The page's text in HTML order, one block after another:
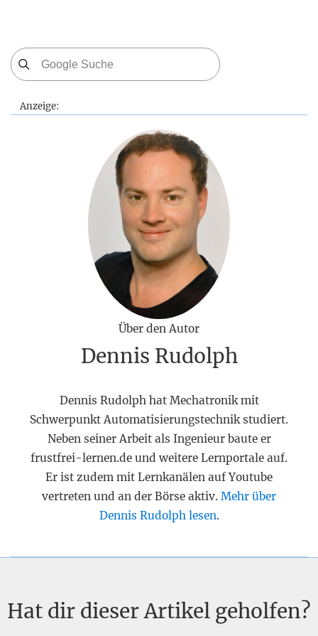
Anzeige:
Über den Autor
Dennis Rudolph
Dennis Rudolph hat Mechatronik mit
Schwerpunkt Automatisierungstechnik studiert.
Neben seiner Arbeit als Ingenieur baute er
frustfrei-lernen.de und weitere Lernportale auf.
Er ist zudem mit Lernkanälen auf Youtube
vertreten und an der Börse aktiv. Mehr über
Dennis Rudolph lesen.
Hat dir dieser Artikel geholfen?